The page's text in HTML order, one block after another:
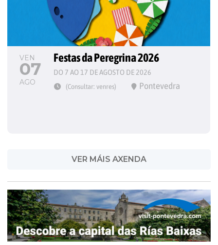
VEN
07
AGO
Festas da Peregrina 2026
DO 7 AO 17 DE AGOSTO DE 2026
(Consultar: venres) Pontevedra
VER MÁIS AXENDA